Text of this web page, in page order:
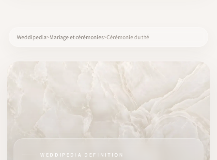
LOGICIEL
Weddipedia Mariage et cérémonies Cérémonie du thé
WEDDIPEDIA DEFINITION